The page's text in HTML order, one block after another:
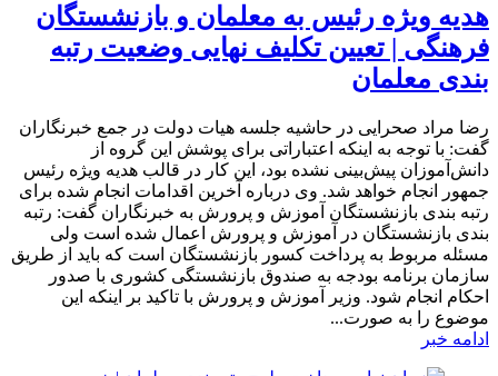
هدیه ویژه رئیس به معلمان و بازنشستگان
فرهنگی | تعیین تکلیف نهایی وضعیت رتبه
بندی معلمان
رضا مراد صحرایی در حاشیه جلسه هیات دولت در جمع خبرنگاران
گفت: با توجه به اینکه اعتباراتی برای پوشش این گروه از
دانش‌آموزان پیش‌بینی نشده بود، این کار در قالب هدیه ویژه رئیس
جمهور انجام خواهد شد. وی درباره آخرین اقدامات انجام شده برای
رتبه بندی بازنشستگان آموزش و پرورش به خبرنگاران گفت: رتبه
بندی بازنشستگان در آموزش و پرورش اعمال شده است ولی
مسئله مربوط به پرداخت کسور بازنشستگان است که باید از طریق
سازمان برنامه بودجه به صندوق بازنشستگی کشوری با صدور
احکام انجام شود. وزیر آموزش و پرورش با تاکید بر اینکه این
موضوع را به صورت...
ادامه خبر